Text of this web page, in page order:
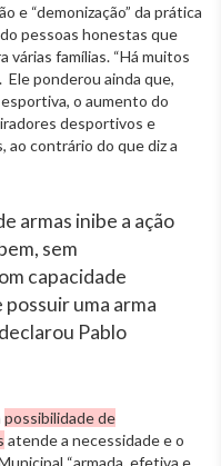
e “demonização” da prática
pessoas honestas que
várias famílias. “Há muitos
Ele ponderou ainda que,
o aumento do
desportivos e
ao contrário do que diz a
armas inibe a ação
sem
capacidade
uma arma
Pablo
possibilidade de
atende a necessidade e o
“armada, efetiva e